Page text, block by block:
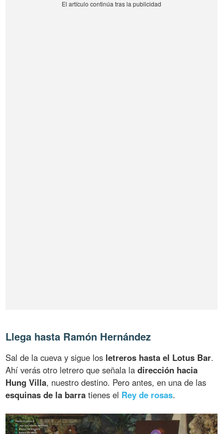
Llega hasta Ramón Hernández
Sal de la cueva y sigue los letreros hasta el Lotus Bar.
Ahí verás otro letrero que señala ladirección hacia
Hung Villa, nuestro destino. Pero antes, en una de las
esquinas de la barra tienes el Rey de rosas.